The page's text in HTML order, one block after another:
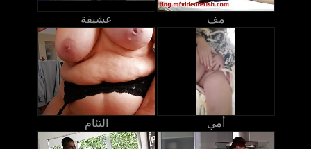
عشيقة مف
التئام أمي